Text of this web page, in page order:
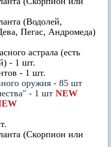
(Водолей,
Пегас, Андромеда)
астрала (есть
- 1 шт.
- 1 шт.
оружия - 85 шт
- 1 шт NEW
(Скорпион или